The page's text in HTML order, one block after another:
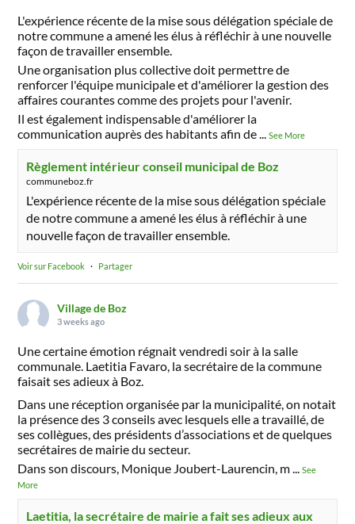
L'expérience récente de la mise sous délégation spéciale de
notre commune a amené les élus à réfléchir à une nouvelle
façon de travailler ensemble.
Une organisation plus collective doit permettre de
renforcer l'équipe municipale et d'améliorer la gestion des
affaires courantes comme des projets pour l'avenir.
Il est également indispensable d'améliorer la
communication auprès des habitants afin de...See More
Règlement intérieur conseil municipal de Boz
communeboz.fr
L'expérience récente de la mise sous délégation spéciale
de notre commune a amené les élus à réfléchir à une
nouvelle façon de travailler ensemble.
Voir sur Facebook · Partager
Village de Boz
3 weeks ago
Une certaine émotion régnait vendredi soir à la salle
communale. Laetitia Favaro, la secrétaire de la commune
faisait ses adieux à Boz.
Dans une réception organisée par la municipalité, on notait
la présence des 3 conseils avec lesquels elle a travaillé, de
ses collègues, des présidents d’associations et de quelques
secrétaires de mairie du secteur.
Dans son discours, Monique Joubert-Laurencin, m...See
More
Laetitia, la secrétaire de mairie a fait ses adieux aux